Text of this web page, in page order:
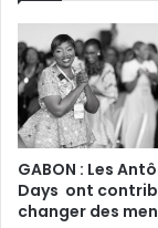
GABON : Les
Days ont
changer des